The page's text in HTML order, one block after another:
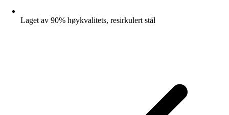
Laget av 90% høykvalitets, resirkulert stål